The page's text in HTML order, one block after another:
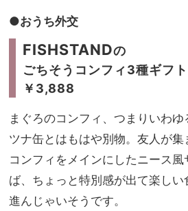
●おうち外交
FISHSTANDの
ごちそうコンフィ3種ギフ
￥3,888
まぐろのコンフィ、つまりいわゆ
ツナ缶とはもはや別物。友人が
コンフィをメインにしたニース風
ば、ちょっと特別感が出て楽し
進んじゃいそうです。